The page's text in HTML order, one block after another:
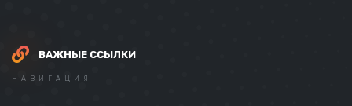
ВАЖНЫЕ ССЫЛКИ
НАВИГАЦИЯ